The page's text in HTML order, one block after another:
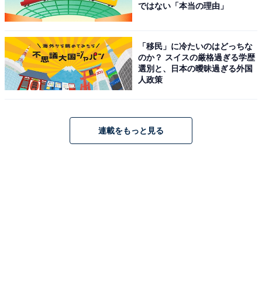
ではない「本当の理由」
「移民」に冷たいのはどっちな
のか？ スイスの厳格過ぎる学歴
選別と、日本の曖昧過ぎる外国
人政策
連載をもっと見る